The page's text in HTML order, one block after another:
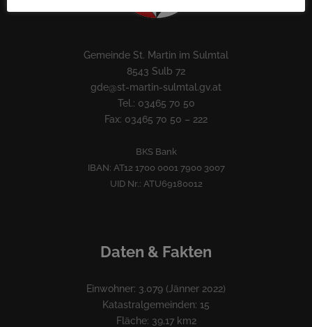
Gemeinde St. Martin im Sulmtal
8543 Sulb 72
gde@st-martin-sulmtal.gv.at
Tel.: 03465 70 50
Fax: 03465 70 50 – 222
BKS Bank
IBAN: AT12 1700 0001 7900 3007
UID Nr.: ATU69180012
Daten & Fakten
Einwohner: 3.079 (Jänner 2022)
Katastralgemeinden: 15
Fläche: 39,17 km2